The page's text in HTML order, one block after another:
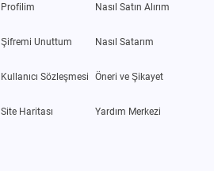
Profilim
Şifremi Unuttum
Kullanıcı Sözleşmesi
Site Haritası
Nasıl Satın Alırım
Nasıl Satarım
Öneri ve Şikayet
Yardım Merkezi